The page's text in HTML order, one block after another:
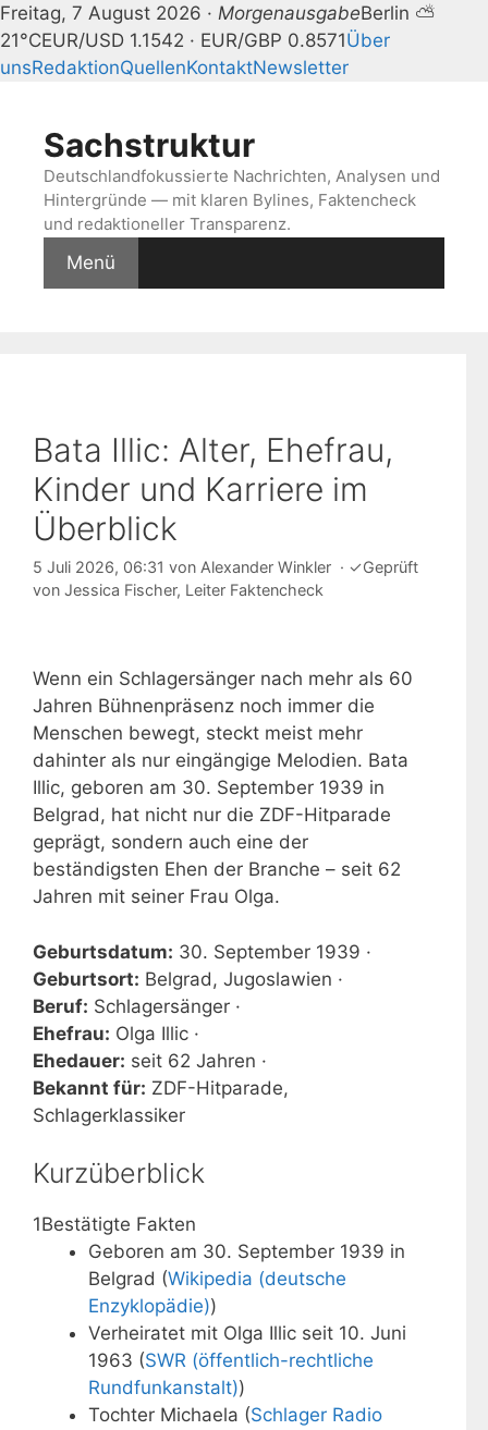
Freitag, 7 August 2026 · MorgenausgabeBerlin ⛅
21°CEUR/USD 1.1542 · EUR/GBP 0.8571Über
unsRedaktionQuellenKontaktNewsletter
springenSachstruktur
Deutschlandfokussierte Nachrichten, Analysen und
Hintergründe — mit klaren Bylines, Faktencheck
und redaktioneller Transparenz.
Menü
Bata Illic: Alter, Ehefrau,
Kinder und Karriere im
Überblick
5 Juli 2026, 06:31 von Alexander Winkler · ✓Geprüft
von Jessica Fischer, Leiter Faktencheck
Wenn ein Schlagersänger nach mehr als 60
Jahren Bühnenpräsenz noch immer die
Menschen bewegt, steckt meist mehr
dahinter als nur eingängige Melodien. Bata
Illic, geboren am 30. September 1939 in
Belgrad, hat nicht nur die ZDF-Hitparade
geprägt, sondern auch eine der
beständigsten Ehen der Branche – seit 62
Jahren mit seiner Frau Olga.
Geburtsdatum: 30. September 1939 ·
Geburtsort: Belgrad, Jugoslawien ·
Beruf: Schlagersänger ·
Ehefrau: Olga Illic ·
Ehedauer: seit 62 Jahren ·
Bekannt für: ZDF-Hitparade,
Schlagerklassiker
Kurzüberblick
1Bestätigte Fakten
Geboren am 30. September 1939 in
Belgrad (Wikipedia (deutsche
Enzyklopädie))
Verheiratet mit Olga Illic seit 10. Juni
1963 (SWR (öffentlich-rechtliche
Rundfunkanstalt))
Tochter Michaela (Schlager Radio